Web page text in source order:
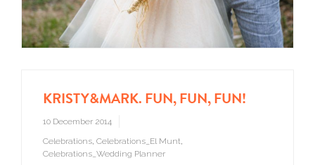
KRISTY&MARK. FUN, FUN, FUN!
10 December 2014
Celebrations, Celebrations_El Munt,
Celebrations_Wedding Planner